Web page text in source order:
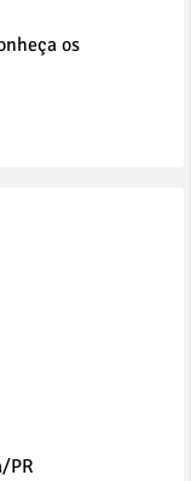
os
PR